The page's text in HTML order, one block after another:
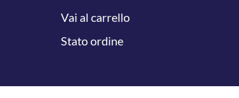
Vai al carrello
Stato ordine